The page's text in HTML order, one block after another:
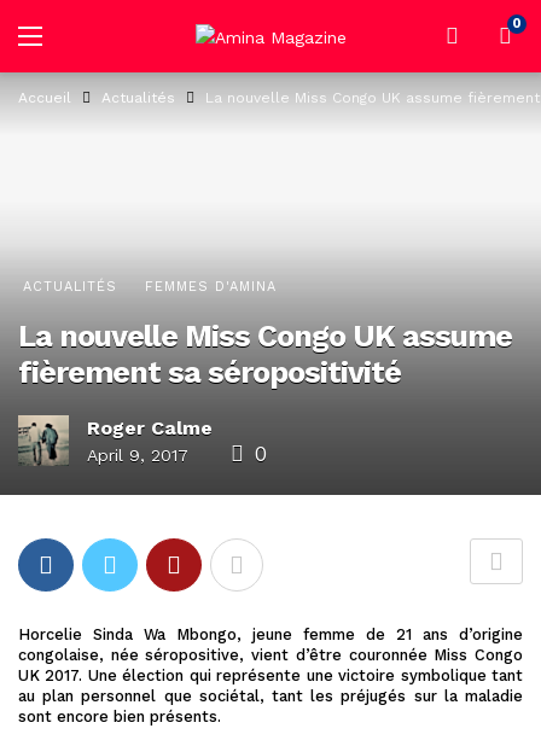
0
Accueil Actualités La nouvelle Miss Congo UK assume
ACTUALITÉS FEMMES D'AMINA
La nouvelle Miss Congo UK assume
fièrement sa séropositivité
Roger Calme
April 9, 2017 0
Horcelie Sinda Wa Mbongo, jeune femme de 21 ans d’origine
congolaise, née séropositive, vient d’être couronnée Miss Congo
UK 2017. Une élection qui représente une victoire symbolique tant
au plan personnel que sociétal, tant les préjugés sur la maladie
sont encore bien présents.